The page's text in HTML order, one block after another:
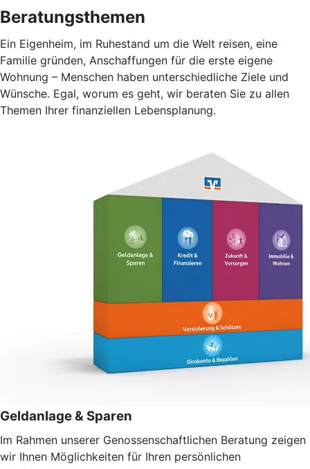
Beratungsthemen
Ein Eigenheim, im Ruhestand um die Welt reisen, eine
Familie gründen, Anschaffungen für die erste eigene
Wohnung – Menschen haben unterschiedliche Ziele und
Wünsche. Egal, worum es geht, wir beraten Sie zu allen
Themen Ihrer finanziellen Lebensplanung.
Geldanlage & Sparen
Im Rahmen unserer Genossenschaftlichen Beratung zeigen
wir Ihnen Möglichkeiten für Ihren persönlichen